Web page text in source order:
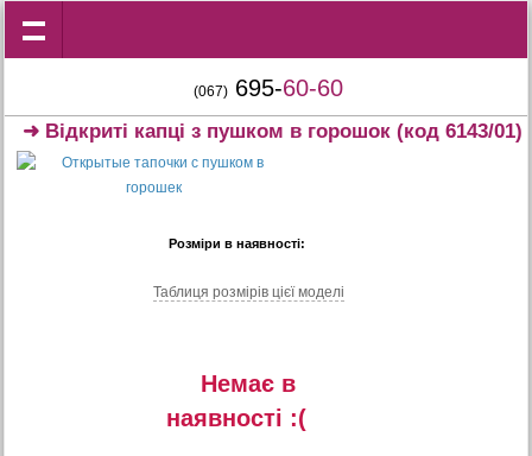
(067) 695-60-60
➜ Відкриті капці з пушком в горошок (код 6143/01)
Розміри в наявності:
Таблиця розмiрiв цiєї моделi
Немає в
наявностi :(